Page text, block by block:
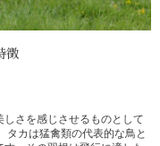
徴
さを感じさせるものとして
タカは猛禽類の代表的な鳥と